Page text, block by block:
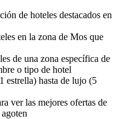
de hoteles destacados en
en la zona de Mos que
de una zona específica de
o tipo de hotel
estrella) hasta de lujo (5
ver las mejores ofertas de